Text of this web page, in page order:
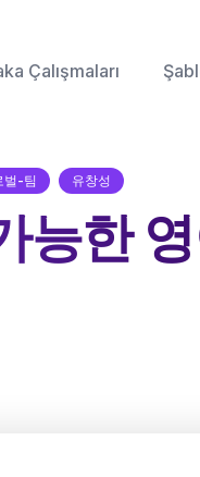
Çalışmaları
벌-팀 유창성
능한